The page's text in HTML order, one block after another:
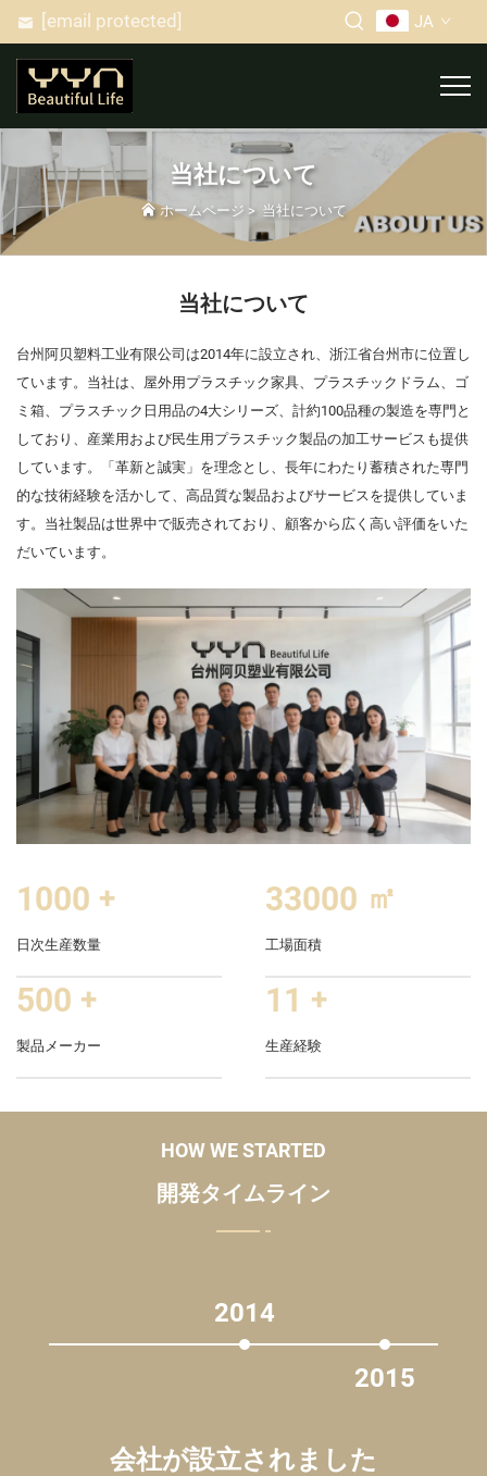
[email protected] JA
当社について
ホームページ > 当社について
当社について
台州阿贝塑料工业有限公司は2014年に設立され、浙江省台州市に位置し
ています。当社は、屋外用プラスチック家具、プラスチックドラム、ゴ
ミ箱、プラスチック日用品の4大シリーズ、計約100品種の製造を専門と
しており、産業用および民生用プラスチック製品の加工サービスも提供
しています。「革新と誠実」を理念とし、長年にわたり蓄積された専門
的な技術経験を活かして、高品質な製品およびサービスを提供していま
す。当社製品は世界中で販売されており、顧客から広く高い評価をいた
だいています。
1000 +
日次生産数量
33000 ㎡
工場面積
500 +
製品メーカー
11 +
生産経験
HOW WE STARTED
開発タイムライン
2014
2015
会社が設立されました